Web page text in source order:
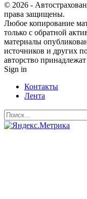
© 2026 -
права защищены.
Любое копирование
только с обратной
материалы
источников и других
авторство
Sign in
Контакты
Лента